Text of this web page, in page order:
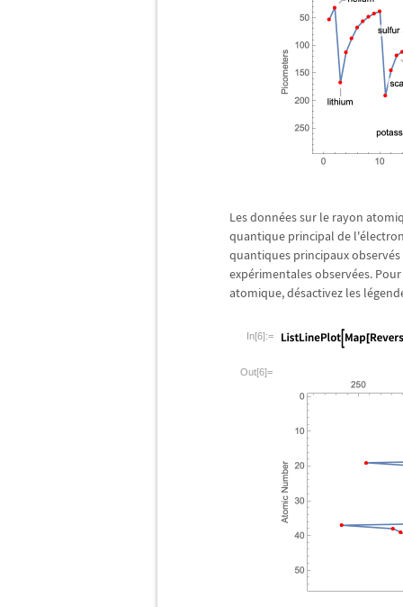
Les données sur le rayon
quantique principal de l'é
quantiques principaux observé
expérimentales observées.
atomique, désactivez les lé
In[6]:=
Out[6]=